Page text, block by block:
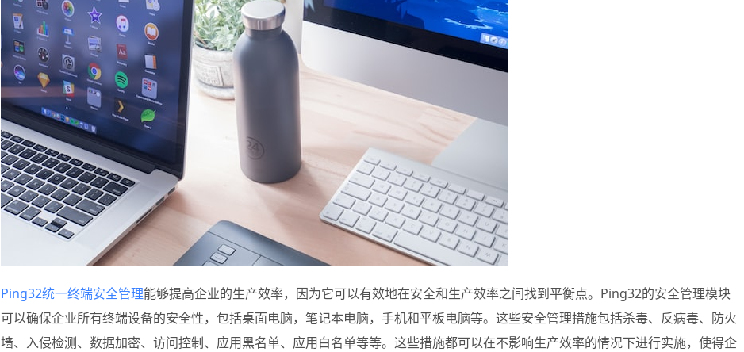
Ping32统一终端安全管理能够提高企业的生产效率，因为它可以有效地在安全和生产效率之间找到平衡点。Ping32的安全管理模块
可以确保企业所有终端设备的安全性，包括桌面电脑，笔记本电脑，手机和平板电脑等。这些安全管理措施包括杀毒、反病毒、防火
墙、入侵检测、数据加密、访问控制、应用黑名单、应用白名单等等。这些措施都可以在不影响生产效率的情况下进行实施，使得企